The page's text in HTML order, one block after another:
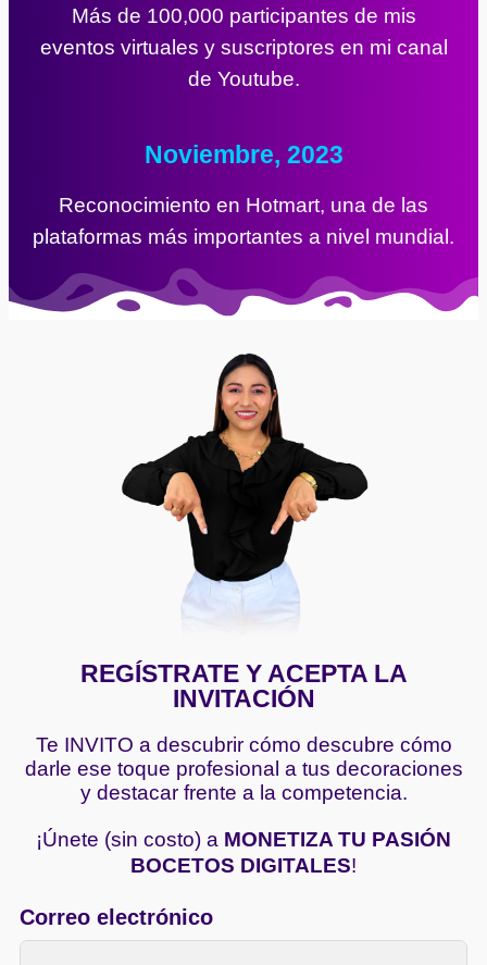
Más de 100,000 participantes de mis
eventos virtuales y suscriptores en mi canal
de Youtube.
Noviembre, 2023
Reconocimiento en Hotmart, una de las
plataformas más importantes a nivel mundial.
REGÍSTRATE Y ACEPTA LA
INVITACIÓN
Te INVITO a descubrir cómo descubre cómo
darle ese toque profesional a tus decoraciones
y destacar frente a la competencia.
¡Únete (sin costo) a MONETIZA TU PASIÓN
BOCETOS DIGITALES!
Correo electrónico